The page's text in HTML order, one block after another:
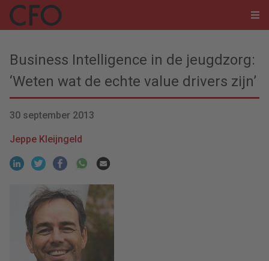
Business Intelligence in de jeugdzorg:
‘Weten wat de echte value drivers zijn’
30 september 2013
Jeppe Kleijngeld